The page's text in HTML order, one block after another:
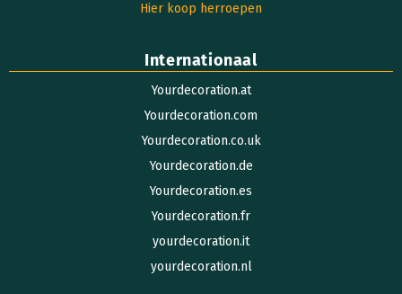
Hier koop herroepen
Internationaal
Yourdecoration.at
Yourdecoration.com
Yourdecoration.co.uk
Yourdecoration.de
Yourdecoration.es
Yourdecoration.fr
yourdecoration.it
yourdecoration.nl